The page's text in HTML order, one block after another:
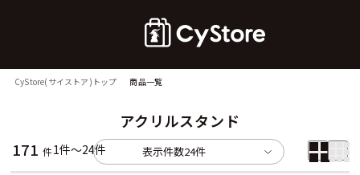
CyStore(サイストア)トップ 商品一覧
アクリルスタンド
171 件1件～24件 表示件数24件